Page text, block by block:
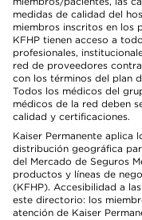
medidas de calidad del
miembros inscritos en los
KFHP tienen acceso a
profesionales,
red de proveedores
con los términos del plan
Todos los médicos del
médicos de la red deben
calidad y certificaciones.
Kaiser Permanente aplica
distribución geográfica
del Mercado de Seguros
productos y líneas de
(KFHP). Accesibilidad a
este directorio: los
atención de Kaiser